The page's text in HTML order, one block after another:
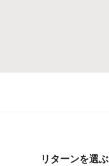
リターンを選ぶ